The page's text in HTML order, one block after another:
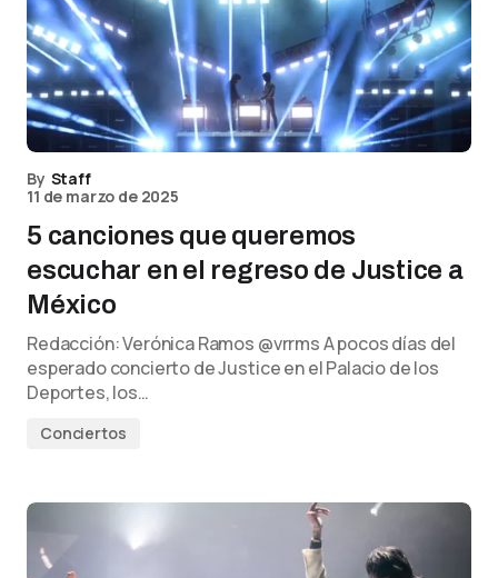
By Staff
11 de marzo de 2025
5 canciones que queremos
escuchar en el regreso de Justice a
México
Redacción: Verónica Ramos @vrrms A pocos días del
esperado concierto de Justice en el Palacio de los
Deportes, los…
Conciertos